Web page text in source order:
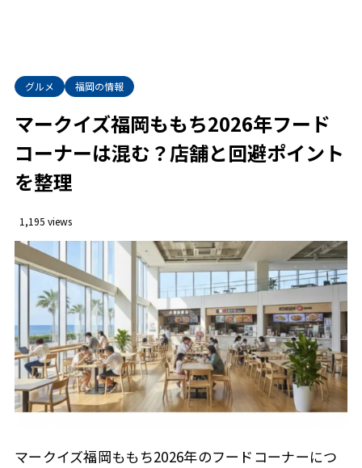
グルメ 福岡の情報
マークイズ福岡ももち2026年フード
コーナーは混む？店舗と回避ポイント
を整理
1,195 views
マークイズ福岡ももち2026年のフードコーナーにつ